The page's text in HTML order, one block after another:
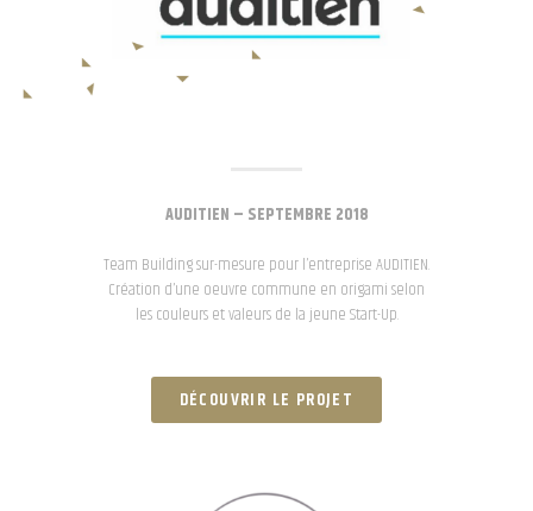
AUDITIEN – SEPTEMBRE 2018
Team Building sur-mesure pour l’entreprise AUDITIEN.
Création d’une oeuvre commune en origami selon
les couleurs et valeurs de la jeune Start-Up.
DÉCOUVRIR LE PROJET